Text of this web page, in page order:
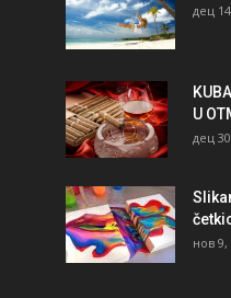
дец
U
дец
нов 9,